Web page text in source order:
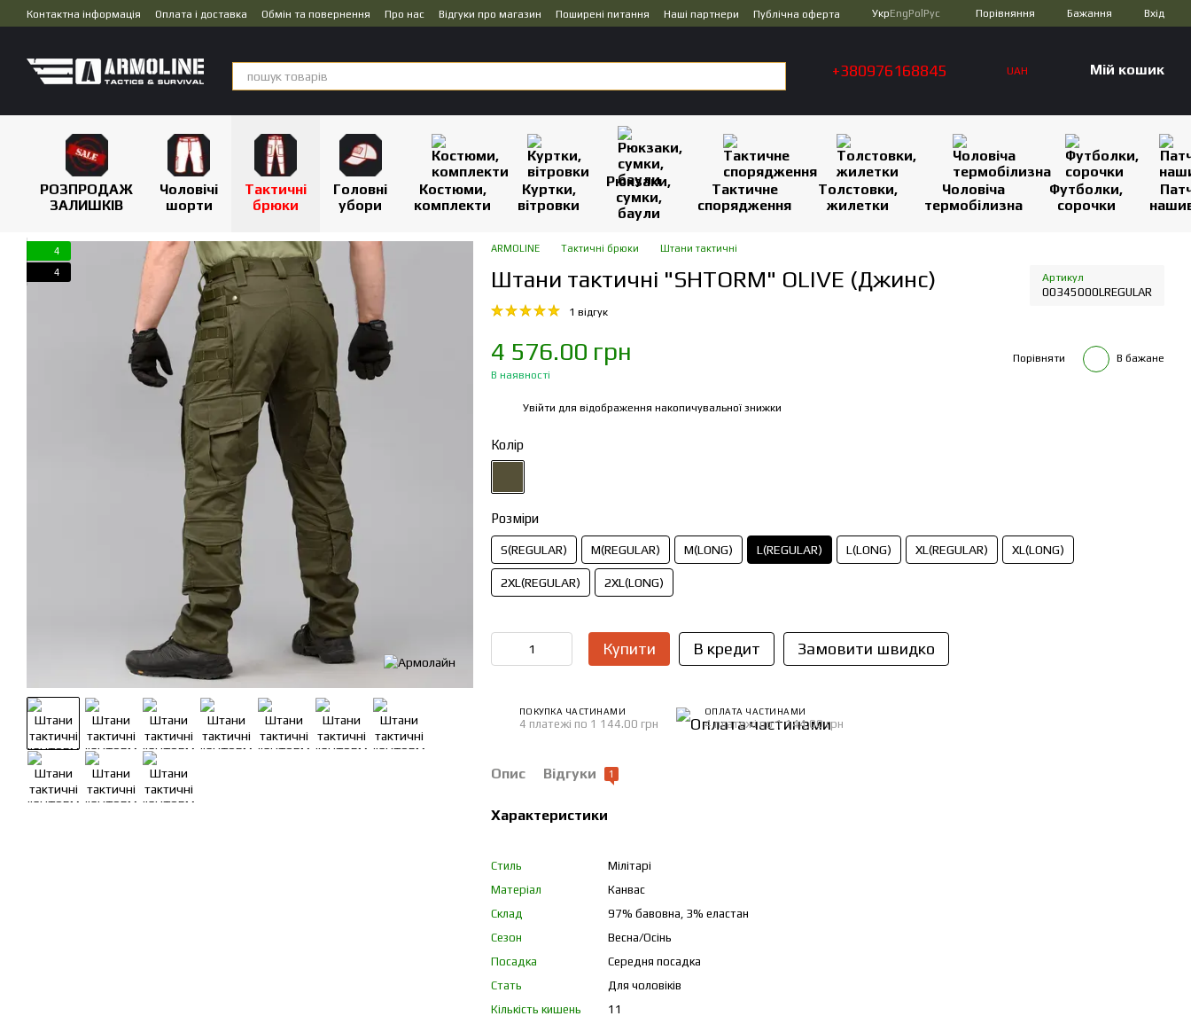
Перейти до основного контенту
Контактна інформація Оплата і доставка Обмін та повернення Про нас Відгуки про магазин Поширені питання Наші партнери
Публічна оферта
УкрEngPol Рус Порівняння Бажання Вхід
+380976168845 UAH Мій кошик
РОЗПРОДАЖ
ЗАЛИШКІВ
Чоловічі
шорти
Тактичні
брюки
Головні
убори
Костюми,
комплекти
Куртки,
вітровки
Рюкзаки,
сумки,
баули
Тактичне
спорядження
Толстовки,
жилетки
Чоловіча
термобілизна
Футболки,
сорочки
4
4
ARMOLINE Тактичні брюки Штани тактичні
Штани тактичні "SHTORM" OLIVE (Джинс) Артикул
00345000LREGULAR
1 відгук
4 576.00 грн
В наявності
Порівняти В бажане
Увійти для відображення накопичувальної знижки
Колір
Розміри
S(REGULAR) M(REGULAR) M(LONG) L(REGULAR) L(LONG) XL(REGULAR) XL(LONG)
2XL(REGULAR) 2XL(LONG)
Купити В кредит Замовити швидко
ПОКУПКА ЧАСТИНАМИ
4 платежі по 1 144.00 грн
ОПЛАТА ЧАСТИНАМИ
4 платежі по 1 144.00 грн
Опис Відгуки 1
Характеристики
Стиль
Мілітарі
Матеріал
Канвас
Склад
97% бавовна, 3% еластан
Сезон
Весна/Осінь
Посадка
Середня посадка
Стать
Для чоловіків
Кількість кишень
11